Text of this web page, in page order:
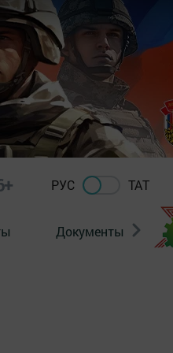
РУС ТАТ
Документы